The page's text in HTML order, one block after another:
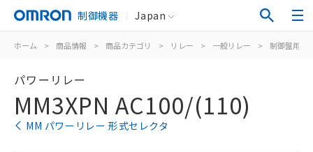
制御機器 Japan
ホーム > 商品情報 > 商品カテゴリ > リレー > 一般リレー > 制御盤用
パワーリレー
MM3XPN AC100/(110)
MM パワーリレー 形式セレクタ